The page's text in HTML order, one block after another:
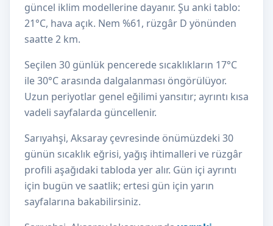
güncel iklim modellerine dayanır. Şu anki tablo:
21°C, hava açık. Nem %61, rüzgâr D yönünden
saatte 2 km.
Seçilen 30 günlük pencerede sıcaklıkların 17°C
ile 30°C arasında dalgalanması öngörülüyor.
Uzun periyotlar genel eğilimi yansıtır; ayrıntı kısa
vadeli sayfalarda güncellenir.
Sarıyahşi, Aksaray çevresinde önümüzdeki 30
günün sıcaklık eğrisi, yağış ihtimalleri ve rüzgâr
profili aşağıdaki tabloda yer alır. Gün içi ayrıntı
için bugün ve saatlik; ertesi gün için yarın
sayfalarına bakabilirsiniz.